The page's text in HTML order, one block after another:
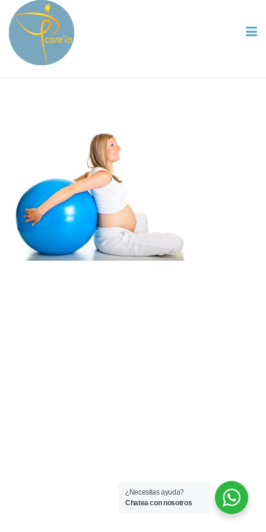
¿Necesitas ayuda?
Chatea con nosotros